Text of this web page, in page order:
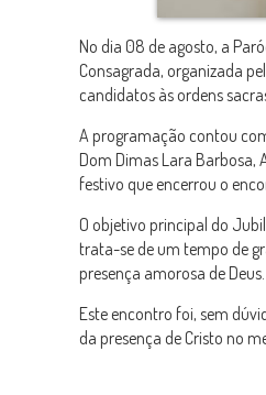
No dia 08 de agosto, a
Consagrada, organizada
candidatos às ordens
A programação contou
Dom Dimas Lara
festivo que encerrou o
O objetivo principal do
trata-se de um tempo de
presença amorosa de Deus.
Este encontro foi, sem
da presença de Cristo no